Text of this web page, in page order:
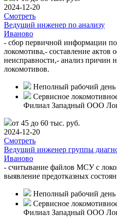
2024-12-20
Смотреть
Ведущий инженер по анализу
Иваново
- сбор первичной информации
локомотива,- составление актов
неисправности,- анализ причин
локомотивов.
Неполный рабочий день
Сервисное
Филиал Западный ООО
от 45 до 60 тыс. руб.
2024-12-20
Смотреть
Ведущий инженер группы
Иваново
- считывание файлов МСУ с
выявление предотказных
Неполный рабочий день
Сервисное
Филиал Западный ООО